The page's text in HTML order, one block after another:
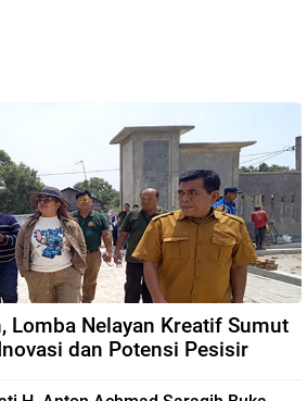
Lomba Nelayan Kreatif Sumut
dan Potensi Pesisir